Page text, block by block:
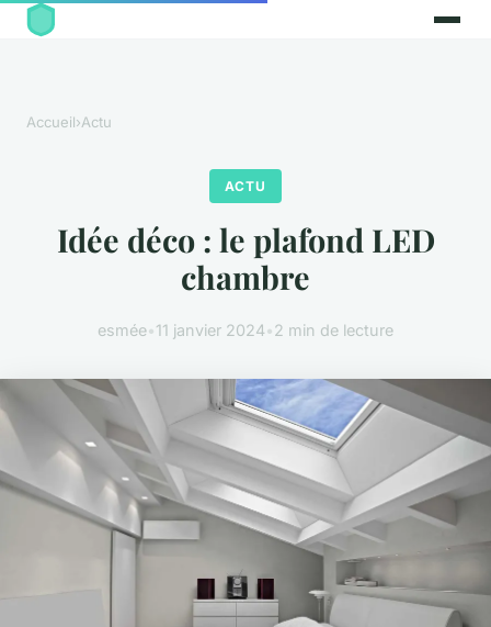
Accueil›Actu
ACTU
Idée déco : le plafond LED
chambre
esmée•11 janvier 2024•2 min de lecture